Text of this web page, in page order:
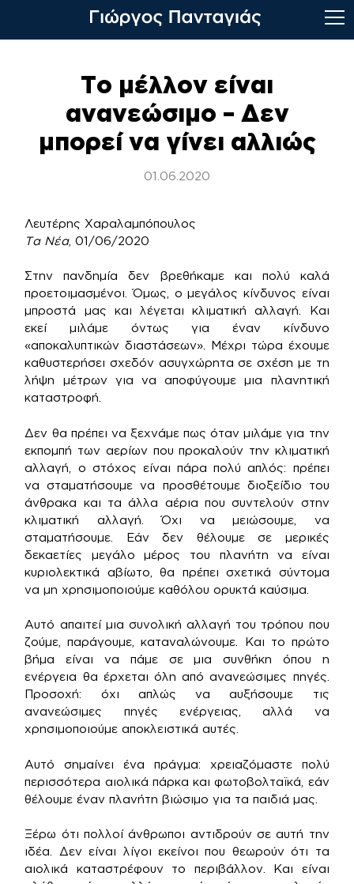
Το μέλλον είναι
ανανεώσιμο – Δεν
μπορεί να γίνει αλλιώς
01.06.2020
Λευτέρης Χαραλαμπόπουλος
Τα Νέα, 01/06/2020
Στην πανδημία δεν βρεθήκαμε και πολύ καλά
προετοιμασμένοι. Όμως, ο μεγάλος κίνδυνος είναι
μπροστά μας και λέγεται κλιματική αλλαγή. Και
εκεί μιλάμε όντως για έναν κίνδυνο
«αποκαλυπτικών διαστάσεων». Μέχρι τώρα έχουμε
καθυστερήσει σχεδόν ασυγχώρητα σε σχέση με τη
λήψη μέτρων για να αποφύγουμε μια πλανητική
καταστροφή.
Δεν θα πρέπει να ξεχνάμε πως όταν μιλάμε για την
εκπομπή των αερίων που προκαλούν την κλιματική
αλλαγή, ο στόχος είναι πάρα πολύ απλός: πρέπει
να σταματήσουμε να προσθέτουμε διοξείδιο του
άνθρακα και τα άλλα αέρια που συντελούν στην
κλιματική αλλαγή. Όχι να μειώσουμε, να
σταματήσουμε. Εάν δεν θέλουμε σε μερικές
δεκαετίες μεγάλο μέρος του πλανήτη να είναι
κυριολεκτικά αβίωτο, θα πρέπει σχετικά σύντομα
να μη χρησιμοποιούμε καθόλου ορυκτά καύσιμα.
Αυτό απαιτεί μια συνολική αλλαγή του τρόπου που
ζούμε, παράγουμε, καταναλώνουμε. Και το πρώτο
βήμα είναι να πάμε σε μια συνθήκη όπου η
ενέργεια θα έρχεται όλη από ανανεώσιμες πηγές.
Προσοχή: όχι απλώς να αυξήσουμε τις
ανανεώσιμες πηγές ενέργειας, αλλά να
χρησιμοποιούμε αποκλειστικά αυτές.
Αυτό σημαίνει ένα πράγμα: χρειαζόμαστε πολύ
περισσότερα αιολικά πάρκα και φωτοβολταϊκά, εάν
θέλουμε έναν πλανήτη βιώσιμο για τα παιδιά μας.
Ξέρω ότι πολλοί άνθρωποι αντιδρούν σε αυτή την
ιδέα. Δεν είναι λίγοι εκείνοι που θεωρούν ότι τα
αιολικά καταστρέφουν το περιβάλλον. Και είναι